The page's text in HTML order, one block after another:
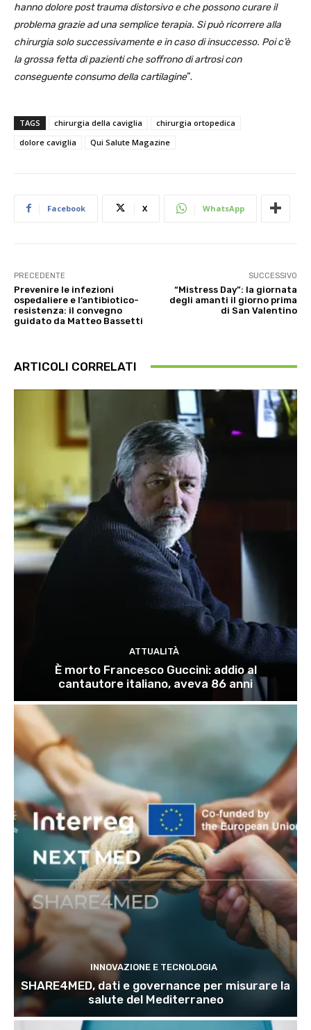
hanno dolore post trauma distorsivo e che possono curare il
problema grazie ad una semplice terapia. Si può ricorrere alla
chirurgia solo successivamente e in caso di insuccesso. Poi c’è
la grossa fetta di pazienti che soffrono di artrosi con
conseguente consumo della cartilagine“.
TAGS chirurgia della caviglia
chirurgia ortopedica
dolore caviglia
Qui Salute Magazine
Facebook X WhatsApp
PRECEDENTE
Prevenire le infezioni
ospedaliere e l’antibiotico-
resistenza: il convegno
guidato da Matteo Bassetti
SUCCESSIVO
“Mistress Day”: la giornata
degli amanti il giorno prima
di San Valentino
ARTICOLI CORRELATI
ATTUALITÀ
È morto Francesco Guccini: addio al
cantautore italiano, aveva 86 anni
INNOVAZIONE E TECNOLOGIA
SHARE4MED, dati e governance per misurare la
salute del Mediterraneo